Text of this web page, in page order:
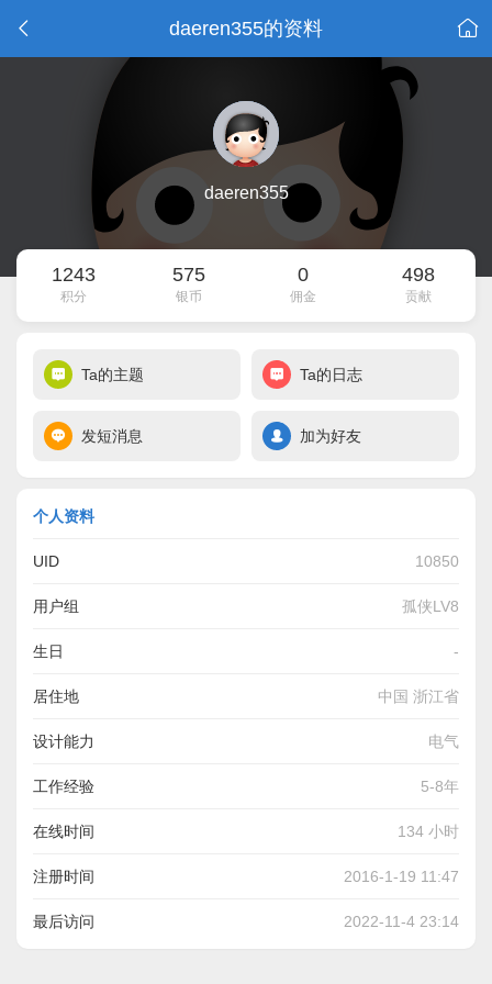
daeren355的资料
daeren355
1243
积分
575
银币
0
佣金
498
贡献
Ta的主题 Ta的日志
发短消息 加为好友
个人资料
UID 10850
用户组 孤侠LV8
生日 -
居住地 中国 浙江省
设计能力 电气
结构
其他
工作经验 5-8年
在线时间 134 小时
注册时间 2016-1-19 11:47
最后访问 2022-11-4 23:14